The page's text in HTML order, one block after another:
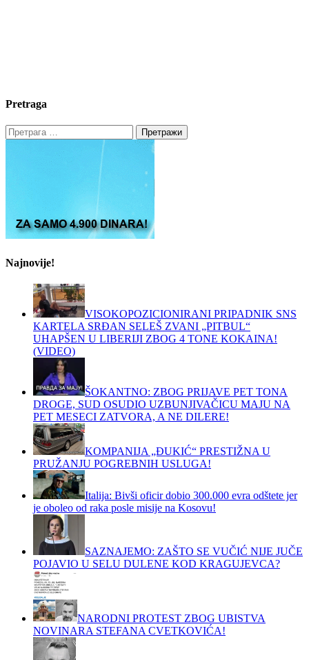
Pretraga
Претрага
за:
Najnovije!
VISOKOPOZICIONIRANI PRIPADNIK SNS
KARTELA SRĐAN SELEŠ ZVANI „PITBUL“
UHAPŠEN U LIBERIJI ZBOG 4 TONE KOKAINA!
(VIDEO)
ŠOKANTNO: ZBOG PRIJAVE PET TONA
DROGE, SUD OSUDIO UZBUNJIVAČICU MAJU NA
PET MESECI ZATVORA, A NE DILERE!
KOMPANIJA „ĐUKIĆ“ PRESTIŽNA U
PRUŽANJU POGREBNIH USLUGA!
Italija: Bivši oficir dobio 300.000 evra odštete jer
je oboleo od raka posle misije na Kosovu!
SAZNAJEMO: ZAŠTO SE VUČIĆ NIJE JUČE
POJAVIO U SELU DULENE KOD KRAGUJEVCA?
NARODNI PROTEST ZBOG UBISTVA
NOVINARA STEFANA CVETKOVIĆA!